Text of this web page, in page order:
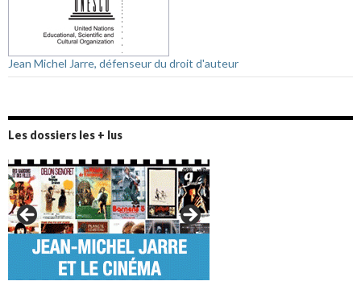
Jean Michel Jarre, défenseur du droit d'auteur
Les dossiers les + lus